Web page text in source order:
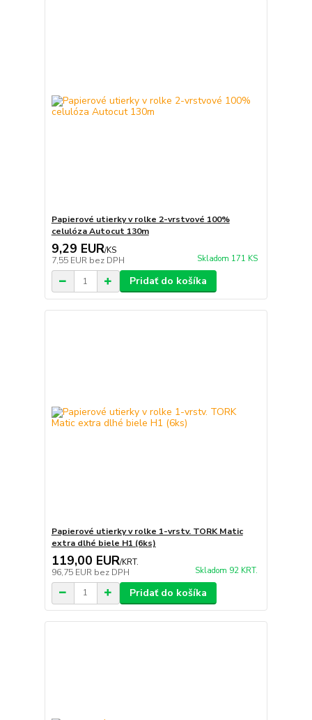
Papierové utierky v rolke 2-vrstvové 100%
celulóza Autocut 130m
9,29 EUR/KS
7,55 EUR bez DPH Skladom 171 KS
Pridať do košíka
Papierové utierky v rolke 1-vrstv. TORK Matic
extra dlhé biele H1 (6ks)
119,00 EUR/KRT.
96,75 EUR bez DPH Skladom 92 KRT.
Pridať do košíka